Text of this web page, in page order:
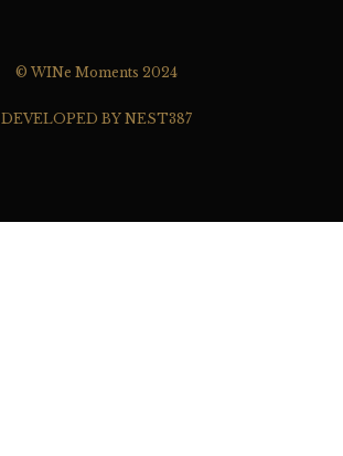
© WINe Moments 2024
DEVELOPED BY NEST387